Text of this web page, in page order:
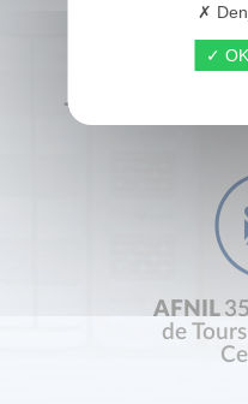
+33 (0) 1 44 41 29
AFNIL
de